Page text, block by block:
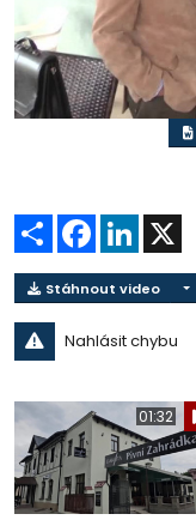
Sdílet Facebook
LinkedIn
Stáhnout video
Nahlásit chybu
01:32